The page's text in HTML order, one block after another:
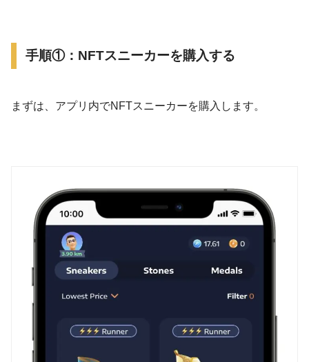
手順①：NFTスニーカーを購入する
まずは、アプリ内でNFTスニーカーを購入します。